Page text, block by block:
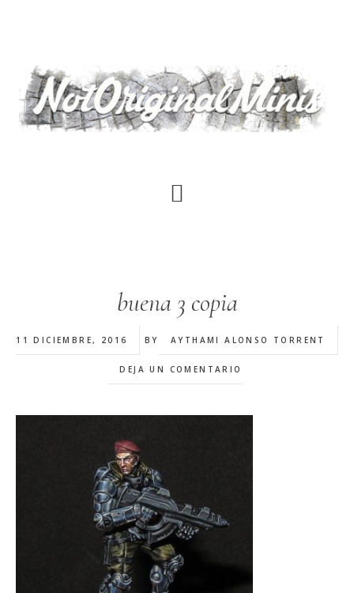
principal
buena 3 copia
11 DICIEMBRE, 2016 BY AYTHAMI ALONSO TORRENT
DEJA UN COMENTARIO